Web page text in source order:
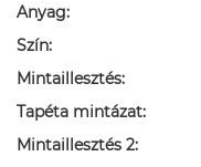
Anyag:
Szín:
Mintaillesztés:
Tapéta mintázat:
Mintaillesztés 2: